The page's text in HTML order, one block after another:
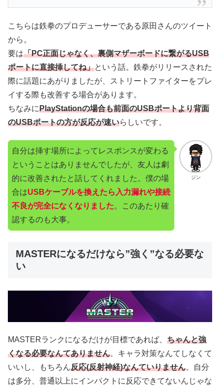
こちらは鉄拳のプロデューサーである原田さんのツイート
から。
要は「PC正面じゃなく、裏側マザーボードに繋がるUSB
ポートに直接挿してね」という話。鉄拳がリリースされた
際に話題にあがりましたが、ストリートファイターをプレ
イする際も改善する場合があります。
ちなみにPlayStationの場合も前面のUSBポートより背面
のUSBポートの方が反応が速いらしいです。
ジン
自分は挿す場所によってレスポンスが変わる
ということはありませんでしたが、友人は劇
的に改善されたと話してくれました。僕の場
合はUSBケーブルを換えたら入力漏れや接続
不良が完全になくなりました。このあたり確
認するのも大事。
MASTERになるだけなら”強く”なる必要な
い
MASTERランクになるだけが目標であれば、 ちゃんと強
くなる必要なんてありません。キャラ対策なんてしなくて
いいし、もちろん反応(反射神経)なんていりません。自分
は多分、普通以上にインパクトに反応できてないんじゃな